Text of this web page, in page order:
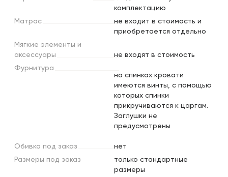
комплектацию
Матрас
не входит в стоимость и
приобретается отдельно
Мягкие элементы и
аксессуары
не входят в стоимость
Фурнитура
на спинках кровати
имеются винты, с помощью
которых спинки
прикручиваются к царгам.
Заглушки не
предусмотрены
Обивка под заказ
нет
Размеры под заказ
только стандартные
размеры